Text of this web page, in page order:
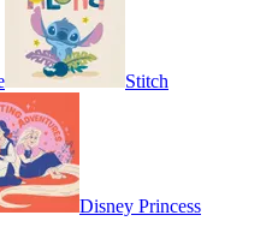
Stitch
Disney Princess